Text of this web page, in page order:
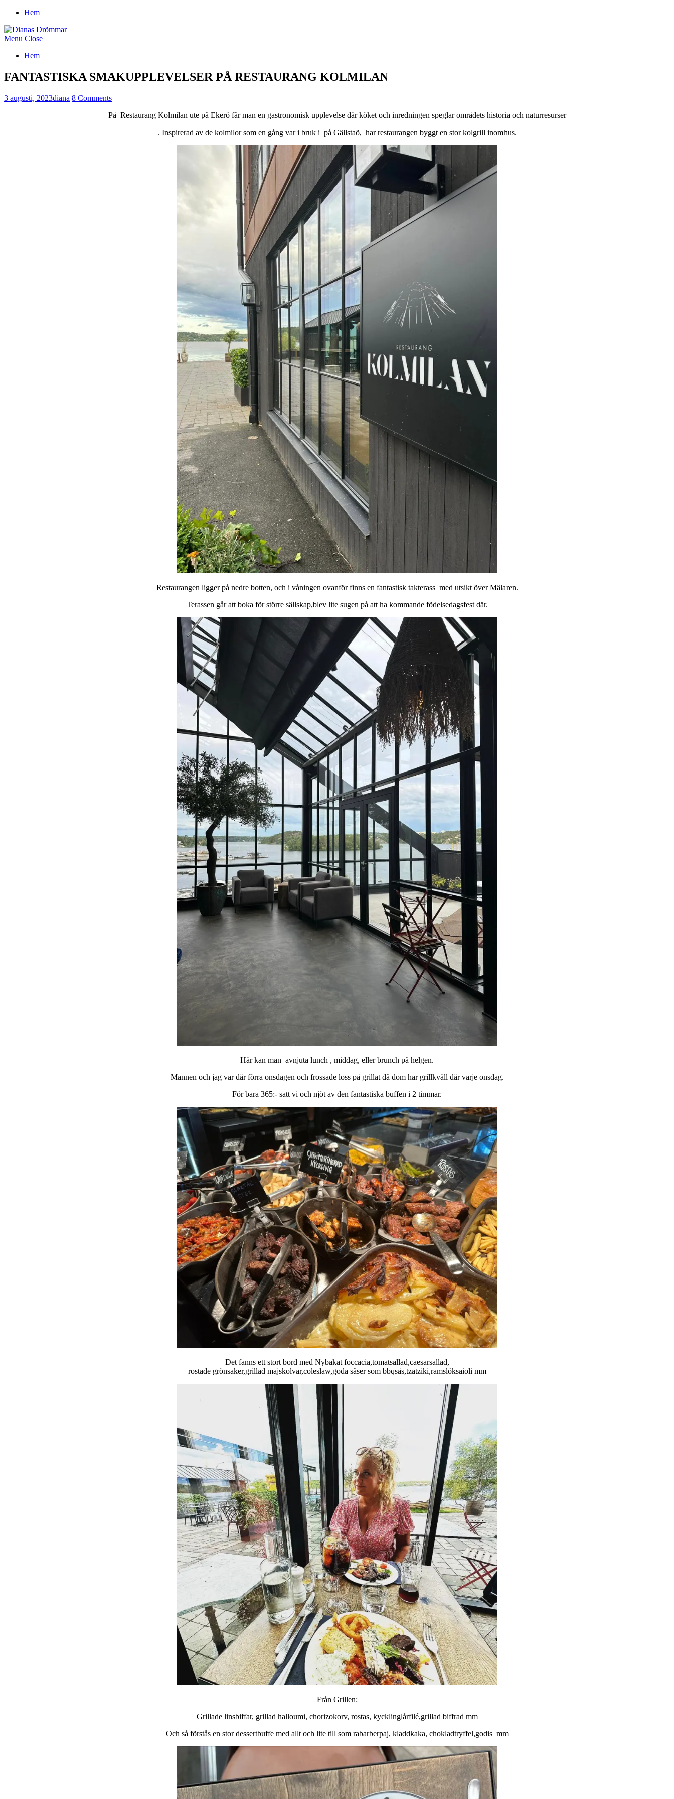
Hem
Menu Close
Hem
FANTASTISKA SMAKUPPLEVELSER PÅ RESTAURANG KOLMILAN
3 augusti, 2023diana 8 Comments
På Restaurang Kolmilan ute på Ekerö får man en gastronomisk upplevelse där köket och inredningen speglar områdets historia och naturresurser
. Inspirerad av de kolmilor som en gång var i bruk i på Gällstaö, har restaurangen byggt en stor kolgrill inomhus.
Restaurangen ligger på nedre botten, och i våningen ovanför finns en fantastisk takterass med utsikt över Mälaren.
Terassen går att boka för större sällskap,blev lite sugen på att ha kommande födelsedagsfest där.
Här kan man avnjuta lunch , middag, eller brunch på helgen.
Mannen och jag var där förra onsdagen och frossade loss på grillat då dom har grillkväll där varje onsdag.
För bara 365:- satt vi och njöt av den fantastiska buffen i 2 timmar.
Det fanns ett stort bord med Nybakat foccacia,tomatsallad,caesarsallad,
rostade grönsaker,grillad majskolvar,coleslaw,goda såser som bbqsås,tzatziki,ramslöksaioli mm
Från Grillen:
Grillade linsbiffar, grillad halloumi, chorizokorv, rostas, kycklinglårfilé,grillad biffrad mm
Och så förstås en stor dessertbuffe med allt och lite till som rabarberpaj, kladdkaka, chokladtryffel,godis mm